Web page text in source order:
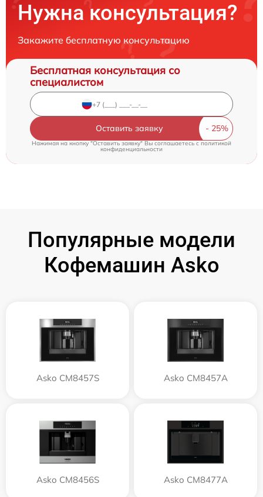
Нужна консультация?
Закажите бесплатную консультацию
Бесплатная консультация со
специалистом
Оставить заявку
Нажимая на кнопку "Оставить заявку" Вы соглашаетесь c политикой
конфиденциальности
Популярные модели
Кофемашин Asko
Asko CM8457S Asko CM8457A
Asko CM8456S Asko CM8477A